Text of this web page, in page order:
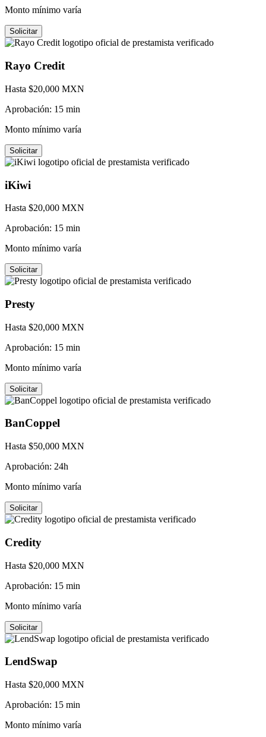
Monto mínimo varía
Solicitar
Rayo Credit
Hasta $20,000 MXN
Aprobación: 15 min
Monto mínimo varía
Solicitar
iKiwi
Hasta $20,000 MXN
Aprobación: 15 min
Monto mínimo varía
Solicitar
Presty
Hasta $20,000 MXN
Aprobación: 15 min
Monto mínimo varía
Solicitar
BanCoppel
Hasta $50,000 MXN
Aprobación: 24h
Monto mínimo varía
Solicitar
Credity
Hasta $20,000 MXN
Aprobación: 15 min
Monto mínimo varía
Solicitar
LendSwap
Hasta $20,000 MXN
Aprobación: 15 min
Monto mínimo varía